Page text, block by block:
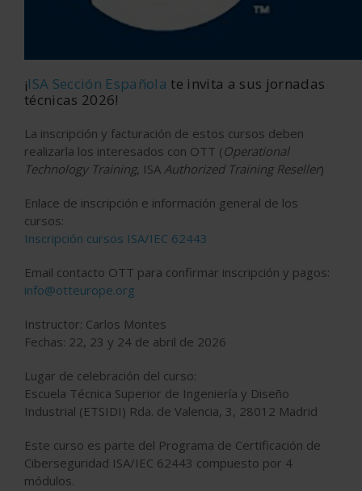
¡ISA Sección Española te invita a sus jornadas
técnicas 2026!
La inscripción y facturación de estos cursos deben
realizarla los interesados con OTT (Operational
Technology Training, ISA Authorized Training Reseller)
Enlace de inscripción e información general de los
cursos:
Inscripción cursos ISA/IEC 62443
Email contacto OTT para confirmar inscripción y pagos:
info@otteurope.org
Instructor: Carlos Montes
Fechas: 22, 23 y 24 de abril de 2026
Lugar de celebración del curso:
Escuela Técnica Superior de Ingeniería y Diseño
Industrial (ETSIDI) Rda. de Valencia, 3, 28012 Madrid
Este curso es parte del Programa de Certificación de
Ciberseguridad ISA/IEC 62443 compuesto por 4
módulos.